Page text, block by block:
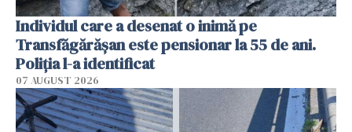
Individul care a desenat o inimă pe
Transfăgărășan este pensionar la 55 de ani.
Poliția l-a identificat
07 AUGUST 2026